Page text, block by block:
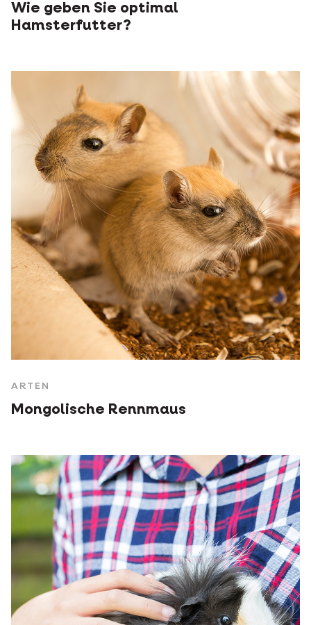
Wie geben Sie optimal
Hamsterfutter?
ARTEN
Mongolische Rennmaus